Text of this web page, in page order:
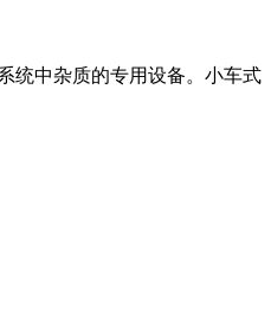
统中杂质的专用设备。小车式